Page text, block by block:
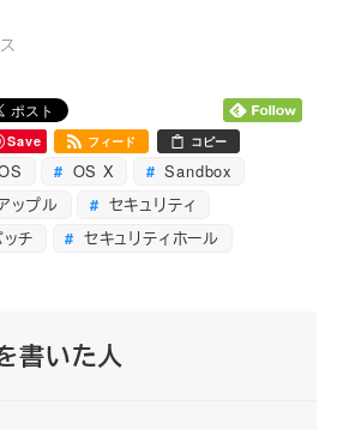
Save フィード コピー
OS X
Sandbox
ップル
セキュリティ
チ
セキュリティホール
書いた人